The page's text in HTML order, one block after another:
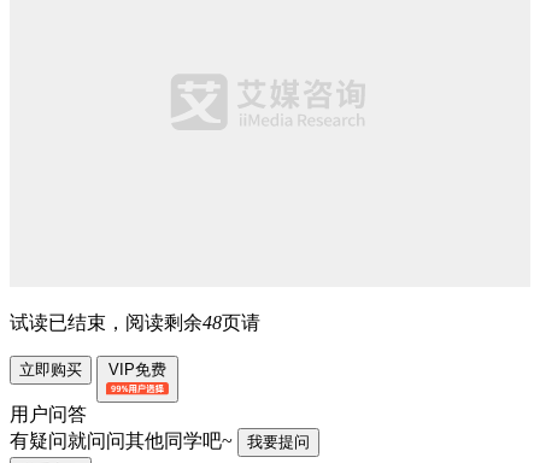
试读已结束，阅读剩余48页请
立即购买 VIP免费
用户问答
有疑问就问问其他同学吧~
我要提问